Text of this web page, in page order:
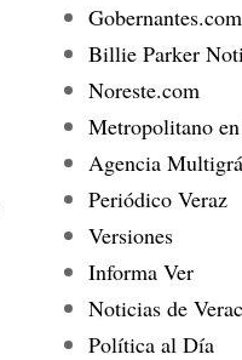
Gobernantes.com
Billie Parker
Noreste.com
Metropolitano
Agencia
Periódico Veraz
Versiones
Informa Ver
Noticias de
Política al Día